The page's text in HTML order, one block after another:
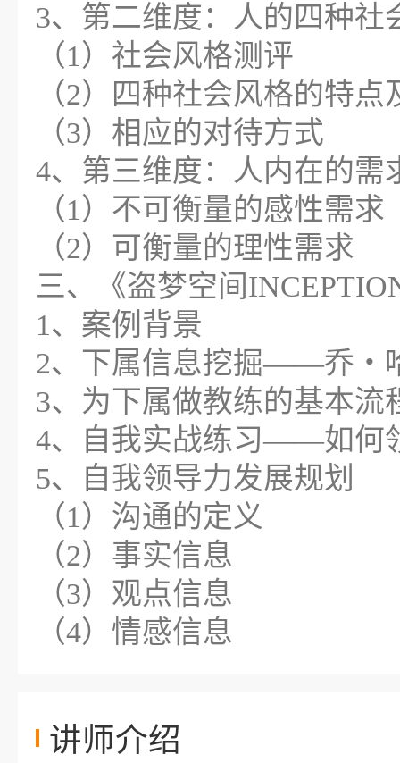
3、第二维度：人的四种社
（1）社会风格测评
（2）四种社会风格的特点
（3）相应的对待方式
4、第三维度：人内在的需
（1）不可衡量的感性需求
（2）可衡量的理性需求
三、《盗梦空间
1、案例背景
2、下属信息挖掘——乔・
3、为下属做教练的基本流
4、自我实战练习——如何
5、自我领导力发展规划
（1）沟通的定义
（2）事实信息
（3）观点信息
（4）情感信息
讲师介绍